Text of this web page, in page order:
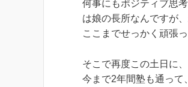
何事にもポジティブ思考
は娘の長所なんですが
ここまでせっかく頑張
そこで再度この土日に
今まで2年間塾も通って